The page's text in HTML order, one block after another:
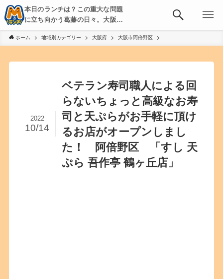
本日のランチは？この重大な問題
に立ち向かう葛藤の日々。大阪・
京都・神戸を中心とした食べ歩
き、飲み歩きを綴る。
ホーム 地域別カテゴリー 大阪府 大阪市阿倍野区
ベテラン寿司職人による回
らないちょっと高級なお寿
司と天ぷらがお手軽に頂け
るお店がオープンしまし
た！ 阿倍野区 「すし 天
ぷら 吾作亭 鶴ヶ丘店」
2022
10/14